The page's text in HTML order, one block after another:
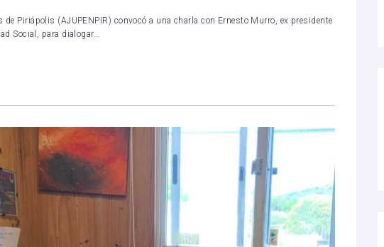
Piriápolis (AJUPENPIR) convocó a una charla con Ernesto Murro, ex presidente
Social, para dialogar…